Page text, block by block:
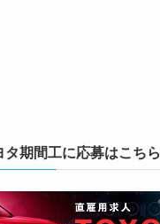
期間工に応募はこちら